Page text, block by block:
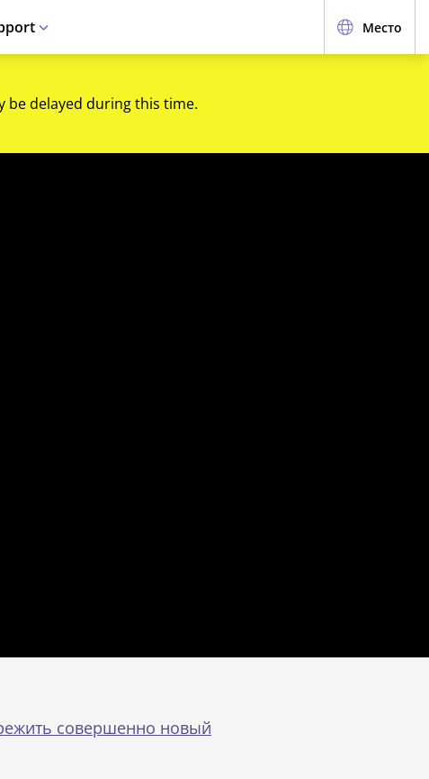
Место
be delayed during this time.
совершенно новый